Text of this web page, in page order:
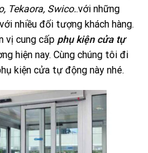
Tekaora, Swico..với những
nhiều đối tượng khách hàng.
vị cung cấp phụ kiện cửa tự
hiện nay. Cùng chúng tôi đi
kiện cửa tự động này nhé.